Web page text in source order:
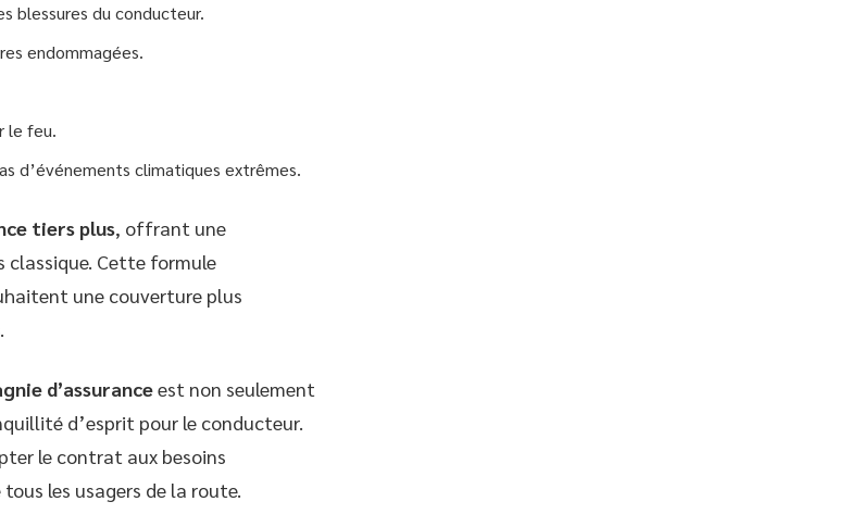
blessures du conducteur.
endommagées.
le feu.
d’événements climatiques extrêmes.
tiers plus, offrant une
classique. Cette formule
une couverture plus
d’assuranceest non seulement
d’esprit pour le conducteur.
le contrat aux besoins
les usagers de la route.